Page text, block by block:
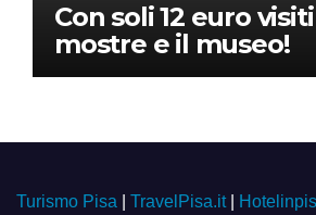
Con soli 12 euro
mostre e il museo!
Turismo Pisa TravelPisa.it|